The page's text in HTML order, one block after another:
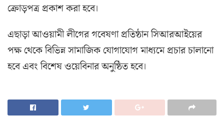
ক্রোড়পত্র প্রকাশ করা হবে।
এছাড়া আওয়ামী লীগের গবেষণা প্রতিষ্ঠান সিআরআইয়ের
পক্ষ থেকে বিভিন্ন সামাজিক যোগাযোগ মাধ্যমে প্রচার চালানো
হবে এবং বিশেষ ওয়েবিনার অনুষ্ঠিত হবে।